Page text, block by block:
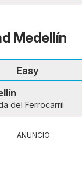
Medellín
Easy
del Ferrocarril
ANUNCIO